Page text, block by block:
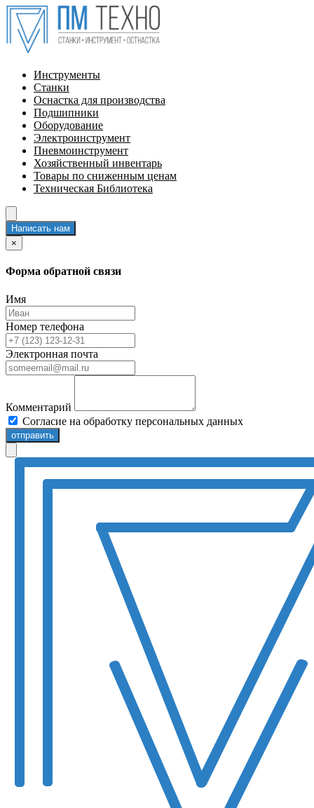
Инструменты
Станки
Оснастка для производства
Подшипники
Оборудование
Электроинструмент
Пневмоинструмент
Хозяйственный инвентарь
Товары по сниженным ценам
Техническая Библиотека
Написать нам
×
Форма обратной связи
Имя
Номер телефона
Электронная почта
Комментарий
Согласие на обработку персональных данных
отправить